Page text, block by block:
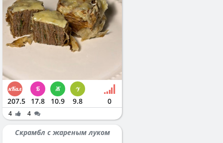
207.5 17.8 10.9 9.8 0
4 4
Скрамбл с жареным луком